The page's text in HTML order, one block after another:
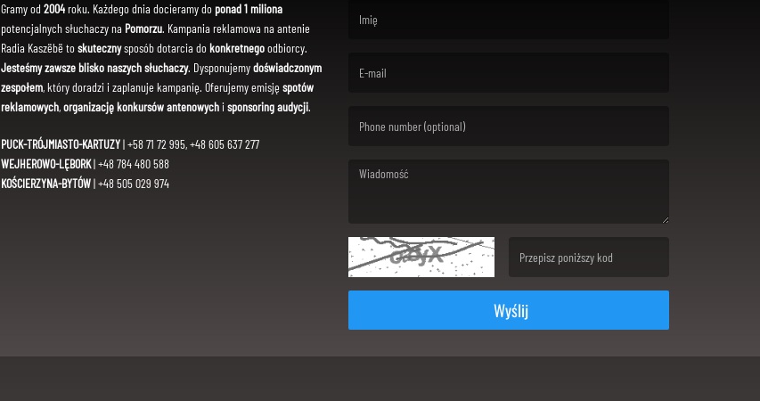
Gramy od 2004roku. Każdego dnia docieramy do ponad 1 miliona
potencjalnych słuchaczy na Pomorzu. Kampania reklamowa na antenie
Radia Kaszëbë toskutecznysposób dotarcia dokonkretnegoodbiorcy.
Jesteśmy zawsze blisko naszych słuchaczy. Dysponujemydoświadczonym
zespołem, który doradzi i zaplanuje kampanię. Oferujemy emisję spotów
reklamowych,organizację konkursów antenowychi sponsoring audycji.
PUCK-TRÓJMIASTO-KARTUZY| +58 71 72 995, +48 605 637 277
WEJHEROWO-LĘBORK| +48 784 480 588
KOŚCIERZYNA-BYTÓW| +48 505 029 974
Wyślij